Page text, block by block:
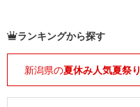
ランキングから探す
新潟県の夏休み人気夏祭り